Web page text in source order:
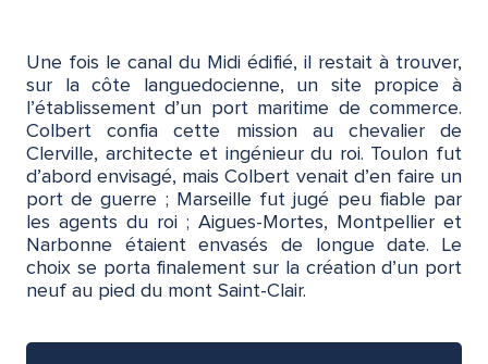
Une fois le canal du Midi édifié, il restait à trouver,
sur la côte languedocienne, un site propice à
l’établissement d’un port maritime de commerce.
Colbert confia cette mission au chevalier de
Clerville, architecte et ingénieur du roi. Toulon fut
d’abord envisagé, mais Colbert venait d’en faire un
port de guerre ; Marseille fut jugé peu fiable par
les agents du roi ; Aigues-Mortes, Montpellier et
Narbonne étaient envasés de longue date. Le
choix se porta finalement sur la création d’un port
neuf au pied du mont Saint-Clair.